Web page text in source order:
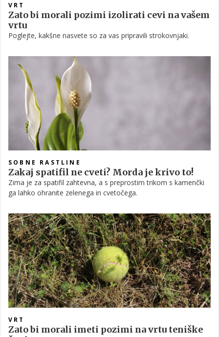
VRT
Zato bi morali pozimi izolirati cevi na vašem
vrtu
Poglejte, kakšne nasvete so za vas pripravili strokovnjaki.
SOBNE RASTLINE
Zakaj spatifil ne cveti? Morda je krivo to!
Zima je za spatifil zahtevna, a s preprostim trikom s kamenčki
ga lahko ohranite zelenega in cvetočega.
VRT
Zato bi morali imeti pozimi na vrtu teniške